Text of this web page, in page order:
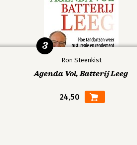
Ron Steenkist
Agenda Vol, Batterij Leeg
24,50
3